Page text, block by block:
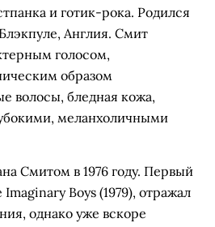
и готик-рока. Родился
Англия. Смит
голосом,
образом
волосы, бледная кожа,
меланхоличными
Смитом в 1976 году. Первый
Boys (1979), отражал
однако уже вскоре